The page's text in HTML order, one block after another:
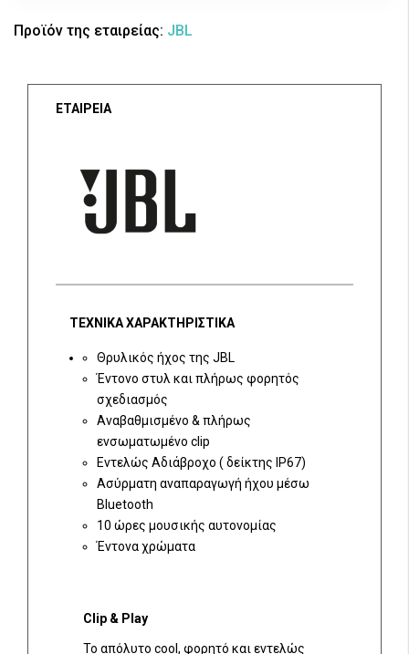
Προϊόν της εταιρείας: JBL
ΕΤΑΙΡΕΙΑ
ΤΕΧΝΙΚΑ ΧΑΡΑΚΤΗΡΙΣΤΙΚΑ
Θρυλικός ήχος της JBL
Έντονο στυλ και πλήρως φορητός
σχεδιασμός
Αναβαθμισμένο & πλήρως
ενσωματωμένο clip
Εντελώς Αδιάβροχο ( δείκτης IP67)
Ασύρματη αναπαραγωγή ήχου μέσω
Bluetooth
10 ώρες μουσικής αυτονομίας
Έντονα χρώματα
Clip & Play
Το απόλυτο cool, φορητό και εντελώς